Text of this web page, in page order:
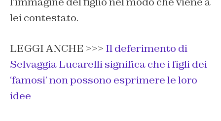
lei contestato.
LEGGI ANCHE >>> Il deferimento di
Selvaggia Lucarelli significa che i figli dei
‘famosi’ non possono esprimere le loro
idee